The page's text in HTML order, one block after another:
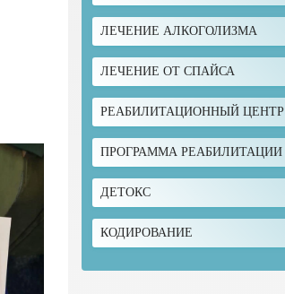
ЛЕЧЕНИЕ АЛКОГОЛИЗМА
ЛЕЧЕНИЕ ОТ СПАЙСА
РЕАБИЛИТАЦИОННЫЙ ЦЕНТР
ПРОГРАММА РЕАБИЛИТАЦИИ
ДЕТОКС
КОДИРОВАНИЕ